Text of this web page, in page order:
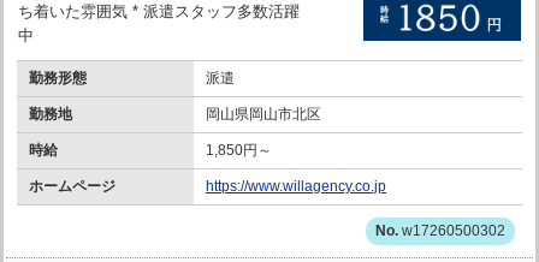
ち着いた雰囲気 * 派遣スタッフ多数活躍
中
勤務形態 派遣
勤務地 岡山県岡山市北区
時給 1,850円～
ホームページ https://www.willagency.co.jp
w17260500302